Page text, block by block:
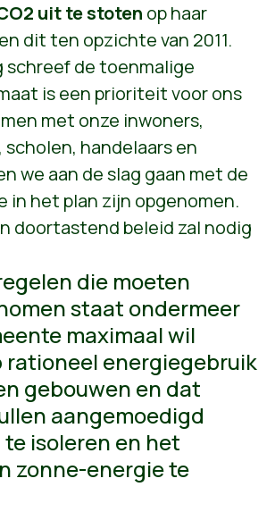
uit te stoten op haar
dit ten opzichte van 2011.
schreef de toenmalige
is een prioriteit voor ons
met onze inwoners,
handelaars en
we aan de slag gaan met de
in het plan zijn opgenomen.
doortastend beleid zal nodig
die moeten
staat ondermeer
maximaal wil
rationeel energiegebruik
gebouwen en dat
aangemoedigd
isoleren en het
zonne-energie te